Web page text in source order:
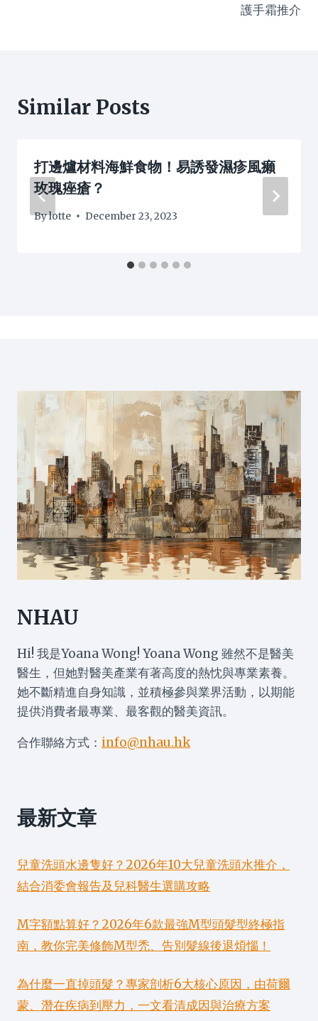
護手霜推介
Similar Posts
打邊爐材料海鮮食物！易誘發濕疹風癩
玫瑰痤瘡？
Bylotte December 23, 2023
NHAU
Hi! 我是Yoana Wong! Yoana Wong 雖然不是醫美
醫生，但她對醫美產業有著高度的熱忱與專業素養。
她不斷精進自身知識，並積極參與業界活動，以期能
提供消費者最專業、最客觀的醫美資訊。
合作聯絡方式： info@nhau.hk
最新文章
兒童洗頭水邊隻好？2026年10大兒童洗頭水推介，
結合消委會報告及兒科醫生選購攻略
M字額點算好？2026年6款最強M型頭髮型終極指
南，教你完美修飾M型禿、告別髮線後退煩惱！
為什麼一直掉頭髮？專家剖析6大核心原因，由荷爾
蒙、潛在疾病到壓力，一文看清成因與治療方案